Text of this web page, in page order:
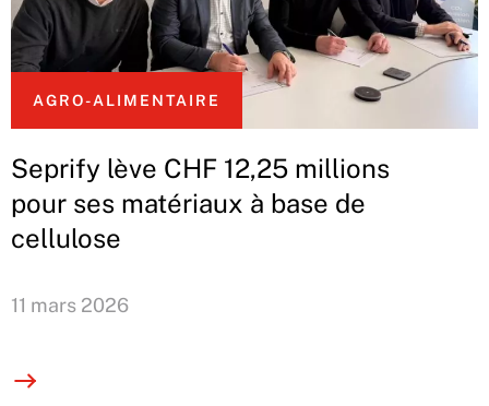
AGRO-ALIMENTAIRE
Seprify lève CHF 12,25 millions
pour ses matériaux à base de
cellulose
11 mars 2026